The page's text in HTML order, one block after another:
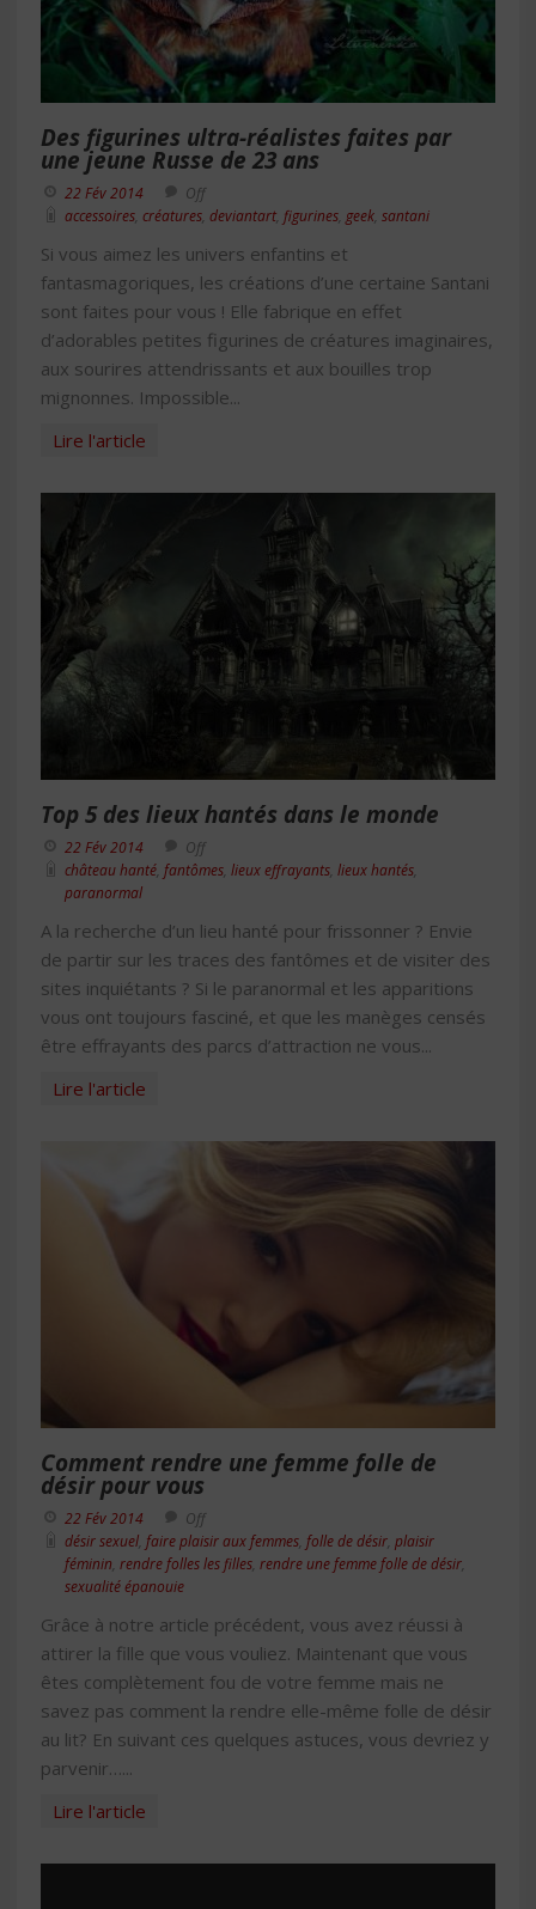
Des figurines ultra-réalistes faites par
une jeune Russe de 23 ans
22 Fév 2014
Off
accessoires créatures deviantart figurines geek santani
Si vous aimez les univers enfantins et
fantasmagoriques, les créations d’une certaine Santani
sont faites pour vous ! Elle fabrique en effet
d’adorables petites figurines de créatures imaginaires,
aux sourires attendrissants et aux bouilles trop
mignonnes. Impossible...
Lire l'article
Top 5 des lieux hantés dans le monde
22 Fév 2014
Off
château hanté fantômes lieux effrayants lieux hantés
paranormal
A la recherche d’un lieu hanté pour frissonner ? Envie
de partir sur les traces des fantômes et de visiter des
sites inquiétants ? Si le paranormal et les apparitions
vous ont toujours fasciné, et que les manèges censés
être effrayants des parcs d’attraction ne vous...
Lire l'article
Comment rendre une femme folle de
désir pour vous
22 Fév 2014
Off
désir sexuel faire plaisir aux femmes folle de désir plaisir
féminin rendre folles les filles rendre une femme folle de désir
sexualité épanouie
Grâce à notre article précédent, vous avez réussi à
attirer la fille que vous vouliez. Maintenant que vous
êtes complètement fou de votre femme mais ne
savez pas comment la rendre elle-même folle de désir
au lit? En suivant ces quelques astuces, vous devriez y
parvenir…...
Lire l'article